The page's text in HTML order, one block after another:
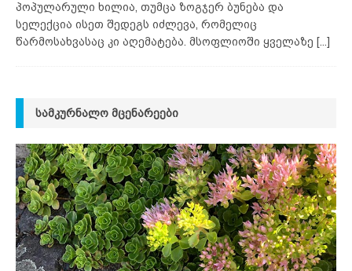
პოპულარული ხილია, თუმცა ზოგჯერ ბუნება და
სელექცია ისეთ შედეგს იძლევა, რომელიც
წარმოსახვასაც კი აღემატება. მსოფლიოში ყველაზე [...]
ᲡᲐᲛᲙᲣᲠᲜᲐᲚᲝ ᲛᲪᲔᲜᲐᲠᲔᲔᲑᲘ